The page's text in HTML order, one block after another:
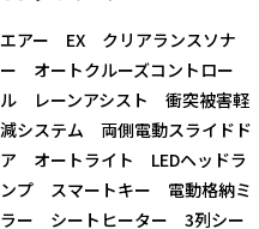
エアー EX クリアランスソナ
ー オートクルーズコントロー
ル レーンアシスト 衝突被害軽
減システム 両側電動スライドド
ア オートライト LEDヘッドラ
ンプ スマートキー 電動格納ミ
ラー シートヒーター 3列シー